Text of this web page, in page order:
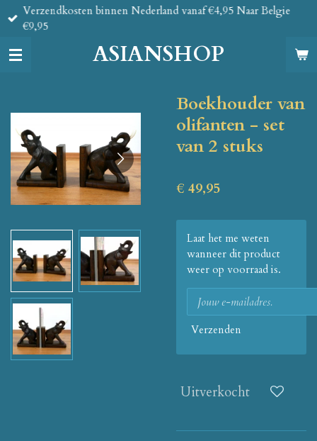
Ga
direct
de
ASIANSHOP
Verzendkosten binnen Nederland vanaf €4,95 Naar Belgie
€9,95
Boekhouder van
olifanten - set
van 2 stuks
€ 49,95
Laat het me weten
wanneer dit product
weer op voorraad is.
Verzenden
Uitverkocht